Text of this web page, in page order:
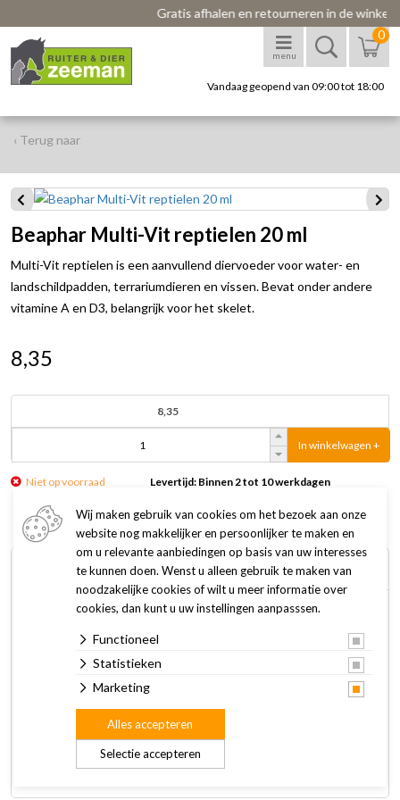
Gratis afhalen en retourneren in de winkel
menu
0
Vandaag geopend van 09:00 tot 18:00
‹ Terug naar
Beaphar Multi-Vit reptielen 20 ml
Multi-Vit reptielen is een aanvullend diervoeder voor water- en
landschildpadden, terrariumdieren en vissen. Bevat onder andere
vitamine A en D3, belangrijk voor het skelet.
8,35
8,35
In winkelwagen +
Niet op voorraad Levertijd: Binnen 2 tot 10 werkdagen
Omschrijving Specificaties
Multi-Vit reptielen is een aanvullend diervoeder voor water-
en landschildpadden, terrariumdieren en vissen. Bevat onder
andere vitamine A en D3, belangrijk voor het skelet. • voor
conditie en weerstand• belangrijk voor het skelet Dagelijks
dag:Landschildpadden: 2
druppels(Goud)vissen/terrariumdieren: 1
druppelWaterschildpadden: 5 druppels
Wij maken gebruik van cookies om het bezoek aan onze
website nog makkelijker en persoonlijker te maken en
om u relevante aanbiedingen op basis van uw interesses
te kunnen doen. Wenst u alleen gebruik te maken van
noodzakelijke cookies of wilt u meer informatie over
cookies, dan kunt u uw instellingen aanpasssen.
Functioneel
Statistieken
Marketing
Selectie accepteren
Alles accepteren